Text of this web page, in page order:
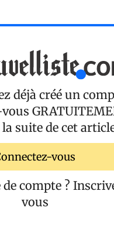
déjà créé un
suite de cet
vous
de compte ?
vous